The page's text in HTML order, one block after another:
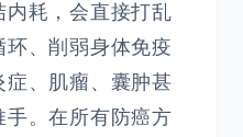
耗，会直接打乱
、削弱身体免疫
、肌瘤、囊肿甚
手。在所有防癌方